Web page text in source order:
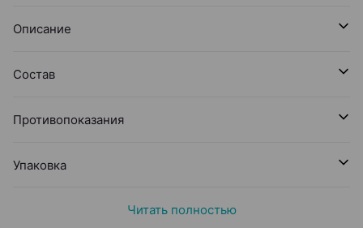
Описание
Состав
Противопоказания
Упаковка
Читать полностью